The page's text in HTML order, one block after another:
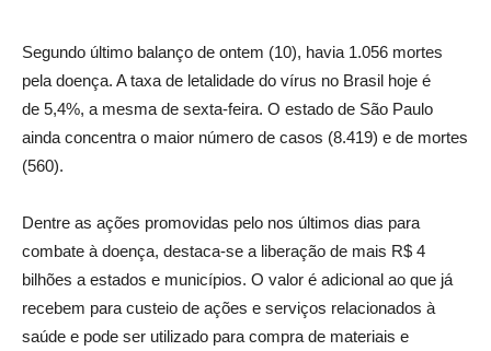
Segundo último balanço de ontem (10), havia 1.056 mortes
pela doença. A taxa de letalidade do vírus no Brasil hoje é
de 5,4%, a mesma de sexta-feira. O estado de São Paulo
ainda concentra o maior número de casos (8.419) e de mortes
(560).
Dentre as ações promovidas pelo nos últimos dias para
combate à doença, destaca-se a liberação de mais R$ 4
bilhões a estados e municípios. O valor é adicional ao que já
recebem para custeio de ações e serviços relacionados à
saúde e pode ser utilizado para compra de materiais e